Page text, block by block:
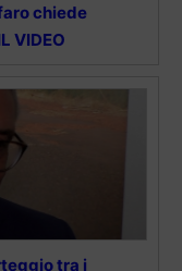
chiede
VIDEO
tra i